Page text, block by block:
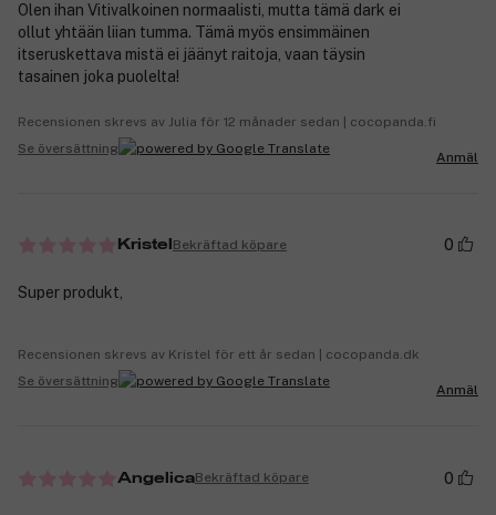
Olen ihan Vitivalkoinen normaalisti, mutta tämä dark ei
ollut yhtään liian tumma. Tämä myös ensimmäinen
itseruskettava mistä ei jäänyt raitoja, vaan täysin
tasainen joka puolelta!
Recensionen skrevs av Julia för 12 månader sedan | cocopanda.fi
Se översättning
Anmäl
Kristel Bekräftad köpare 0
Super produkt,
Recensionen skrevs av Kristel för ett år sedan | cocopanda.dk
Se översättning
Anmäl
AngelicaBekräftad köpare 0